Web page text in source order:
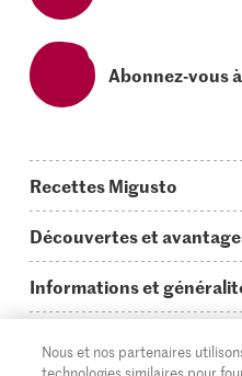
Abonnez-vous
Recettes Migusto
Idées de menus
Plats principaux
Simple & vite prêt
Découvertes et
On en parle...
Tutoriels
Informations et
Questions concernant
Cuisiner avec Migusto
Nous et nos partenaires